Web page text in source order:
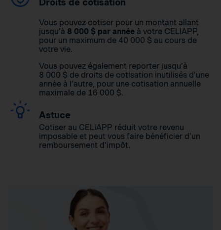
Vous pouvez cotiser pour un montant allant
jusqu’à 8 000 $ par année à votre CELIAPP,
pour un maximum de 40 000 $ au cours de
votre vie.
Vous pouvez également reporter jusqu’à
8 000 $ de droits de cotisation inutilisés d’une
année à l’autre, pour une cotisation annuelle
maximale de 16 000 $.
Astuce
Cotiser au CELIAPP réduit votre revenu
imposable et peut vous faire bénéficier d’un
remboursement d’impôt.